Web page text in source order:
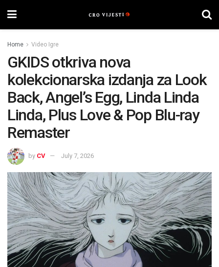
Home Video Igre
GKIDS otkriva nova
kolekcionarska izdanja za Look
Back, Angel’s Egg, Linda Linda
Linda, Plus Love & Pop Blu-ray
Remaster
by CV July 7, 2026